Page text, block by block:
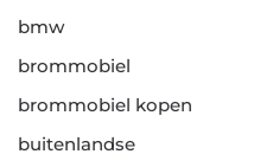
bmw
brommobiel
brommobiel kopen
buitenlandse